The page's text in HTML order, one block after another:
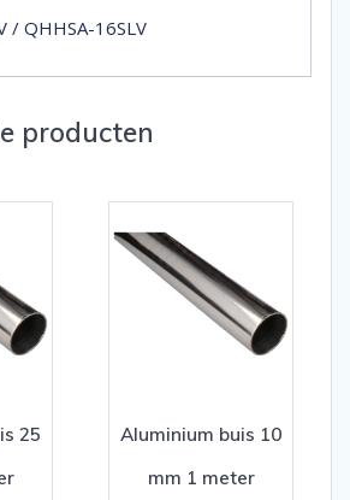
/ QHHSA-16SLV
producten
25
Aluminium buis 10
mm 1 meter